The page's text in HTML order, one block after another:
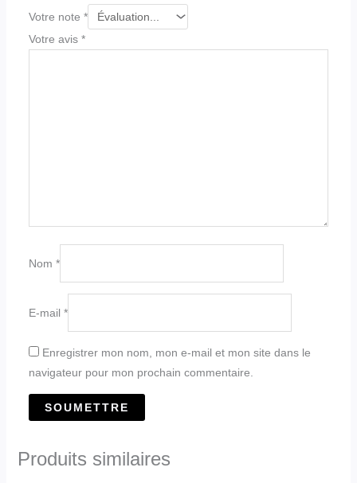
Votre note *
Votre avis *
Nom *
E-mail *
Enregistrer mon nom, mon e-mail et mon site dans le
navigateur pour mon prochain commentaire.
Produits similaires